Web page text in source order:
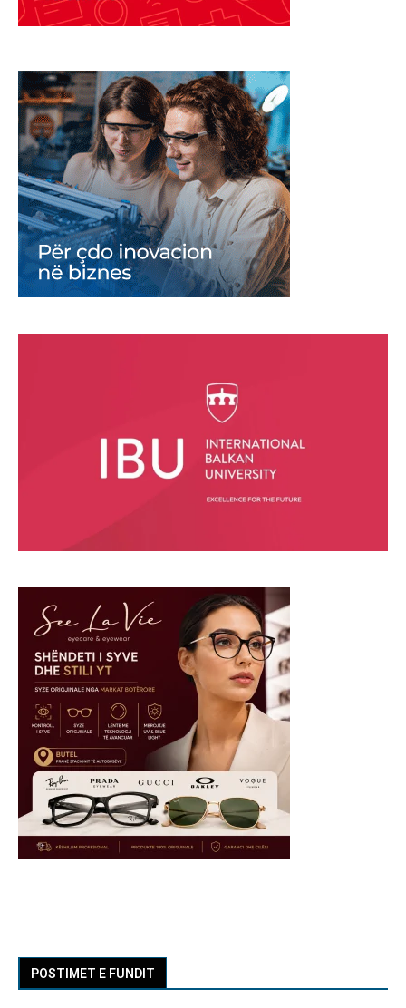
POSTIMET E FUNDIT